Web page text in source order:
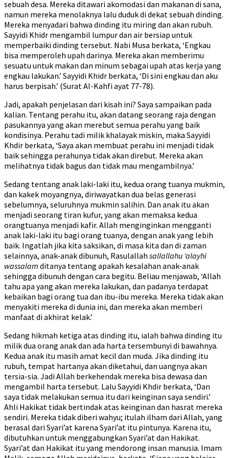
sebuah desa. Mereka ditawari akomodasi dan makanan di sana,
namun mereka menolaknya lalu duduk di dekat sebuah dinding.
Mereka menyadari bahwa dinding itu miring dan akan rubuh.
Sayyidi Khidr mengambil lumpur dan air bersiap untuk
memperbaiki dinding tersebut. Nabi Musa berkata, ‘Engkau
bisa memperoleh upah darinya. Mereka akan memberimu
sesuatu untuk makan dan minum sebagai upah atas kerja yang
engkau lakukan.’ Sayyidi Khidr berkata, ‘Di sini engkau dan aku
harus berpisah.’ (Surat Al-Kahfi ayat 77-78).
Jadi, apakah penjelasan dari kisah ini? Saya sampaikan pada
kalian. Tentang perahu itu, akan datang seorang raja dengan
pasukannya yang akan merebut semua perahu yang baik
kondisinya. Perahu tadi milik khalayak miskin, maka Sayyidi
Khdir berkata, ‘Saya akan membuat perahu ini menjadi tidak
baik sehingga perahunya tidak akan direbut. Mereka akan
melihatnya tidak bagus dan tidak mau mengambilnya.’
Sedang tentang anak laki-laki itu, kedua orang tuanya mukmin,
dan kakek moyangnya, diriwayatkan dua belas generasi
sebelumnya, seluruhnya mukmin salihin. Dan anak itu akan
menjadi seorang tiran kufur, yang akan memaksa kedua
orangtuanya menjadi kafir. Allah menginginkan mengganti
anak laki-laki itu bagi orang tuanya, dengan anak yang lebih
baik. Ingatlah jika kita saksikan, di masa kita dan di zaman
selainnya, anak-anak dibunuh, Rasulallah sallallahu ‘alayhi
wassalam ditanya tentang apakah kesalahan anak-anak
sehingga dibunuh dengan cara begitu. Beliau menjawab, ‘Allah
tahu apa yang akan mereka lakukan, dan padanya terdapat
kebaikan bagi orang tua dan ibu-ibu mereka. Mereka tidak akan
menyakiti mereka di dunia ini, dan mereka akan memberi
manfaat di akhirat kelak.’
Sedang hikmah ketiga atas dinding itu, ialah bahwa dinding itu
milik dua orang anak dan ada harta tersembunyi di bawahnya.
Kedua anak itu masih amat kecil dan muda. Jika dinding itu
rubuh, tempat hartanya akan diketahui, dan uangnya akan
tersia-sia. Jadi Allah berkehendak mereka bisa dewasa dan
mengambil harta tersebut. Lalu Sayyidi Khdir berkata, ‘Dan
saya tidak melakukan semua itu dari keinginan saya sendiri.’
Ahli Hakikat tidak bertindak atas keinginan dan hasrat mereka
sendiri. Mereka tidak diberi wahyu; itulah ilham dari Allah, yang
berasal dari Syari’at karena Syari’at itu pintunya. Karena itu,
dibutuhkan untuk menggabungkan Syari’at dan Hakikat.
Syari’at dan Hakikat itu yang mendorong insan manusia. Imam